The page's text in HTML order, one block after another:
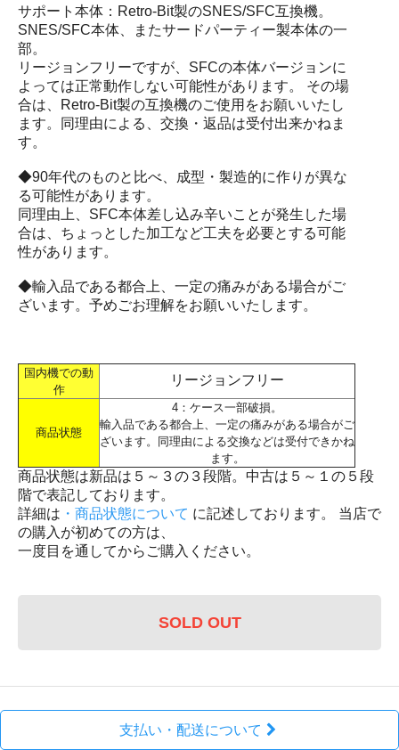
サポート本体：Retro-Bit製のSNES/SFC互換機。
SNES/SFC本体、またサードパーティー製本体の一
部。
リージョンフリーですが、SFCの本体バージョンに
よっては正常動作しない可能性があります。 その場
合は、Retro-Bit製の互換機のご使用をお願いいたし
ます。同理由による、交換・返品は受付出来かねま
す。
◆90年代のものと比べ、成型・製造的に作りが異な
る可能性があります。
同理由上、SFC本体差し込み辛いことが発生した場
合は、ちょっとした加工など工夫を必要とする可能
性があります。
◆輸入品である都合上、一定の痛みがある場合がご
ざいます。予めごお理解をお願いいたします。
国内機での動
作
リージョンフリー
商品状態
4：ケース一部破損。
輸入品である都合上、一定の痛みがある場合がご
ざいます。同理由による交換などは受付できかね
ます。
商品状態は新品は５～３の３段階。中古は５～１の５段
階で表記しております。
詳細は ・商品状態について に記述しております。 当店で
の購入が初めての方は、
一度目を通してからご購入ください。
SOLD OUT
支払い・配送について